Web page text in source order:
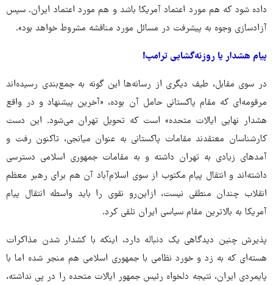
داده شود که هم مورد اعتماد آمریکا باشد و هم مورد اعتماد ایران. سپس
آزادسازی وجوه به پیشرفت در مسائل مورد مناقشه مشروط خواهد بود».
پیام هشدار یا روزنه‌گشایی ترامپ!
در سوی مقابل، طیف دیگری از رسانه‌ها این گونه به جمع‌بندی رسیده‌اند
مرقومه‌ای که مقام پاکستانی حامل آن بوده، «آخرین پیشنهاد و در واقع
هشدار نهایی ایالات متحده» است که تحویل تهران می‌شود. این دست
کارشناسان معتقدند مقامات پاکستانی به عنوان میانجی، تاکنون رفت ‌و
آمدهای زیادی به تهران داشته و به مقامات جمهوری اسلامی دسترسی
داشته‌اند و انتقال پیام مکتوب از سوی اسلام‌آباد آن هم برای رهبر معظم
انقلاب چندان منطقی نیست، ازاین‌رو نقوی را باید واسطه انتقال پیام
آمریکا به بالاترین مقام سیاسی ایران تلقی کرد.
پذیرش چنین دیدگاهی یک دنباله دارد، اینکه با کشدار شدن مذاکرات
هسته‌ای که به زد و خورد نظامی با جمهوری اسلامی هم منجر شده اما با
پایمردی ایران، نتیجه دلخواه رئیس جمهور ایالات متحده را در پی نداشته،